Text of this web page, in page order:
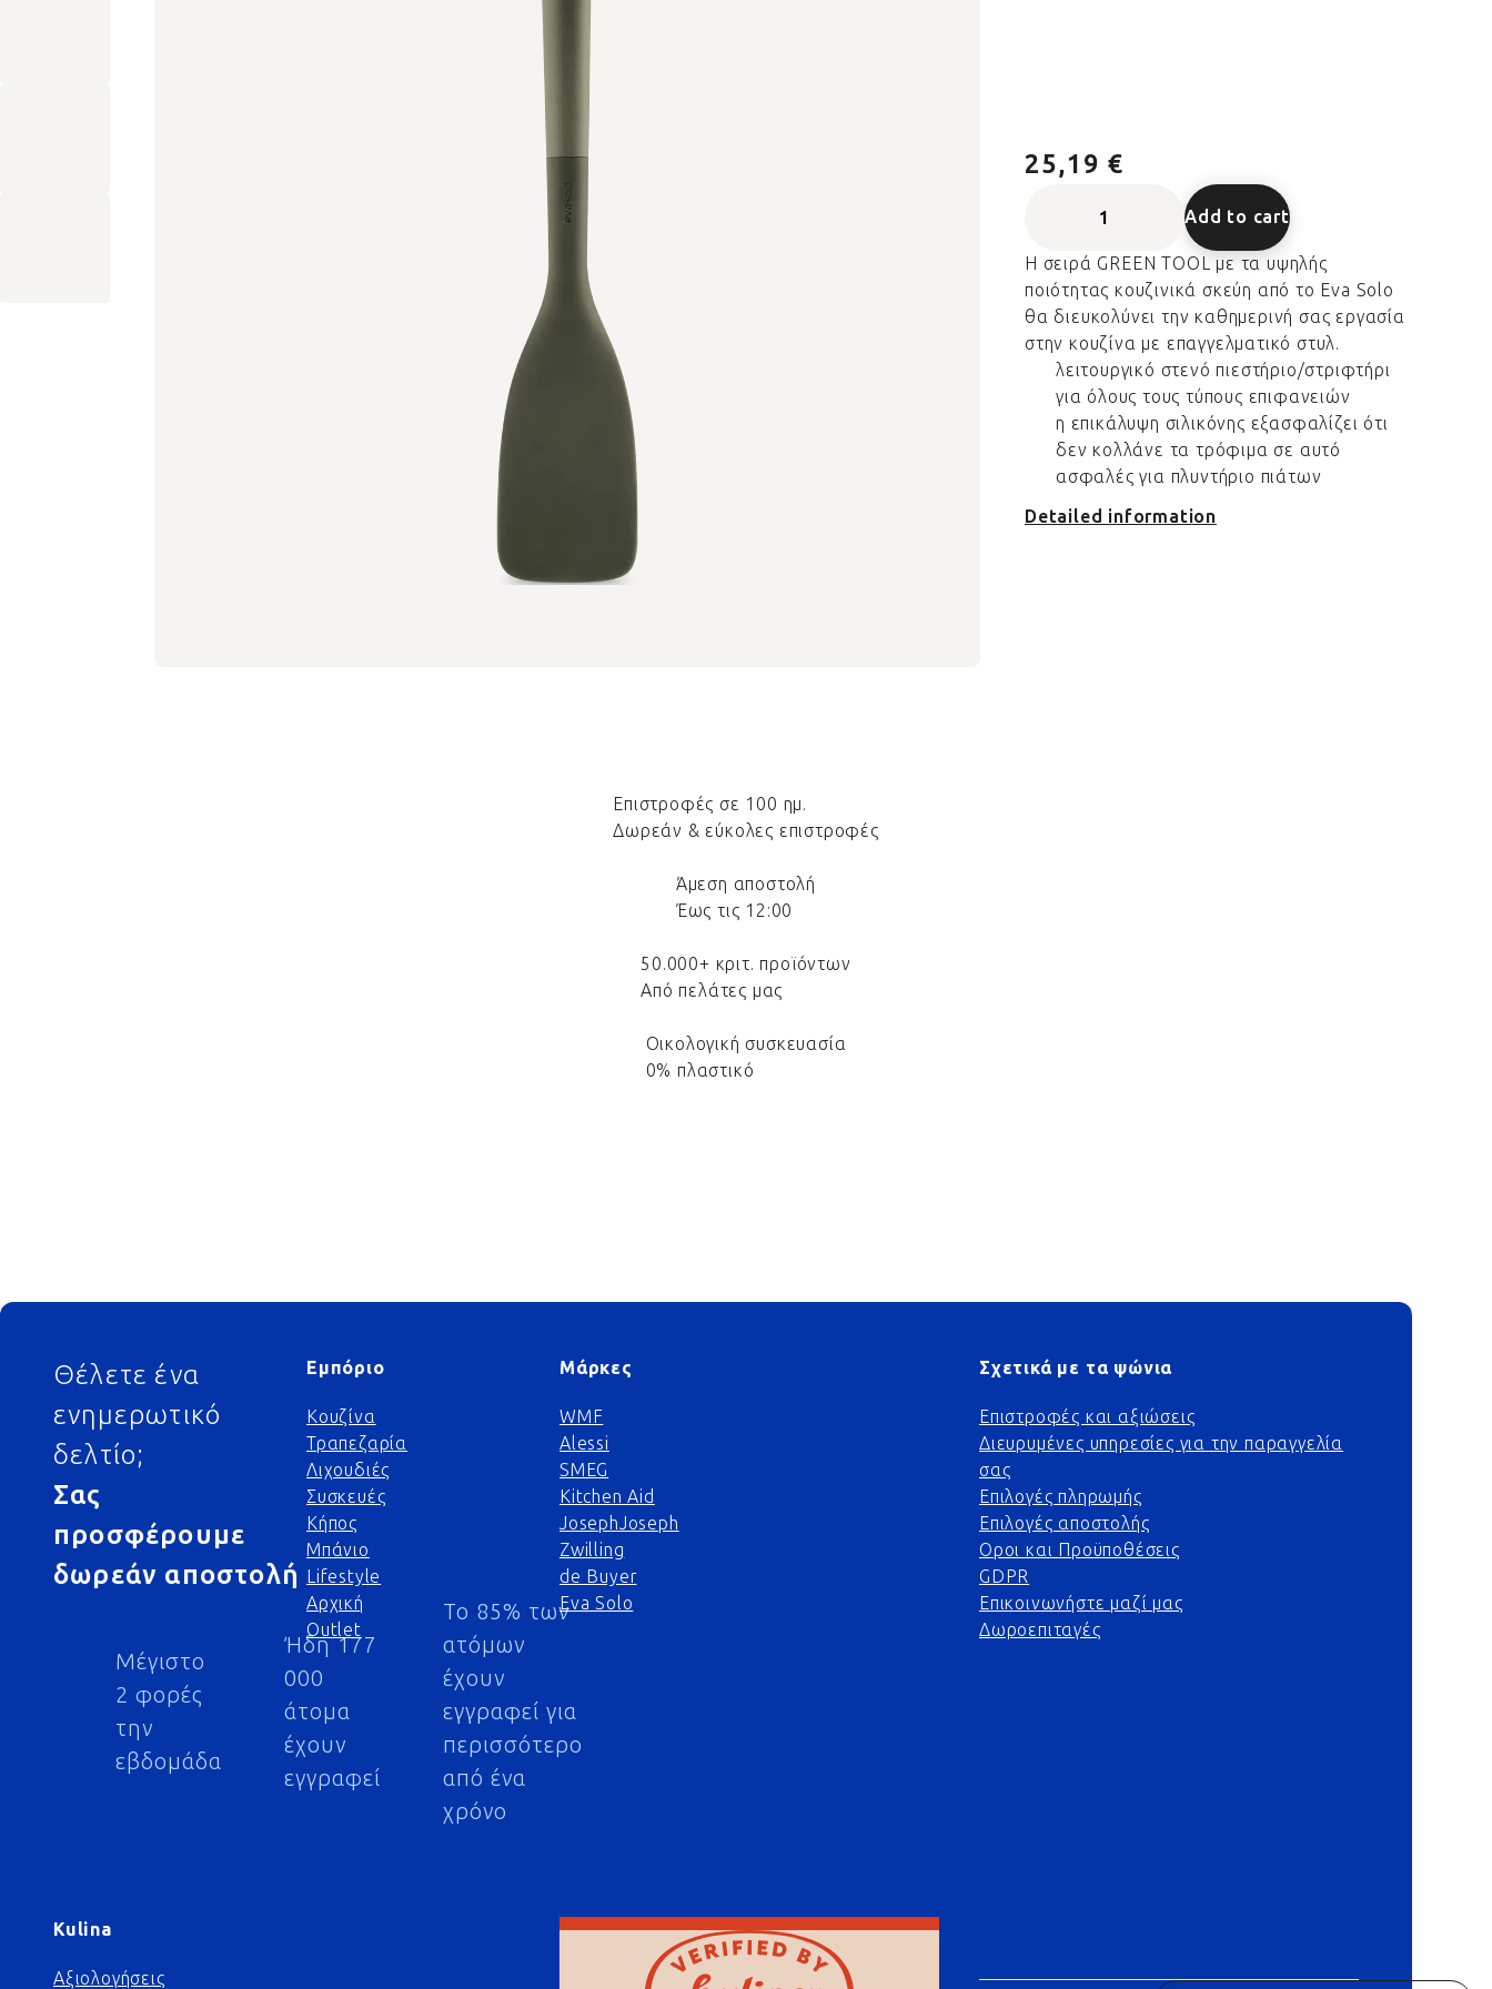
25,19 €
Add to cart
Η σειρά GREEN TOOL με τα υψηλής
ποιότητας κουζινικά σκεύη από το Eva Solo
θα διευκολύνει την καθημερινή σας εργασία
στην κουζίνα με επαγγελματικό στυλ.
λειτουργικό στενό πιεστήριο/στριφτήρι
για όλους τους τύπους επιφανειών
η επικάλυψη σιλικόνης εξασφαλίζει ότι
δεν κολλάνε τα τρόφιμα σε αυτό
ασφαλές για πλυντήριο πιάτων
Detailed information
Επιστροφές σε 100 ημ.
Δωρεάν & εύκολες επιστροφές
Άμεση αποστολή
Έως τις 12:00
50.000+ κριτ. προϊόντων
Από πελάτες μας
Οικολογική συσκευασία
0% πλαστικό
Footer
Θέλετε ένα
ενημερωτικό
δελτίο;
Σας
προσφέρουμε
δωρεάν αποστολή
Μέγιστο
2 φορές
την
εβδομάδα
Ήδη 177
000
άτομα
έχουν
εγγραφεί
Το 85% των
ατόμων
έχουν
εγγραφεί για
περισσότερο
από ένα
χρόνο
Εμπόριο
Κουζίνα
Τραπεζαρία
Λιχουδιές
Συσκευές
Κήπος
Μπάνιο
Lifestyle
Αρχική
Outlet
Μάρκες
WMF
Alessi
SMEG
Kitchen Aid
JosephJoseph
Zwilling
de Buyer
Eva Solo
Σχετικά με τα ψώνια
Επιστροφές και αξιώσεις
Διευρυμένες υπηρεσίες για την παραγγελία
σας
Επιλογές πληρωμής
Επιλογές αποστολής
Οροι και Προϋποθέσεις
GDPR
Επικοινωνήστε μαζί μας
Δωροεπιταγές
Kulina
Αξιολογήσεις